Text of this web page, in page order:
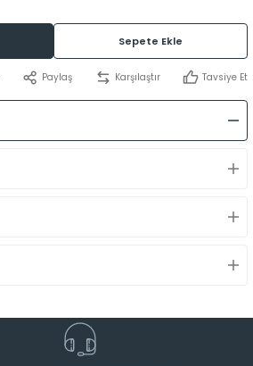
Sepete Ekle
Paylaş Karşılaştır Tavsiye Et